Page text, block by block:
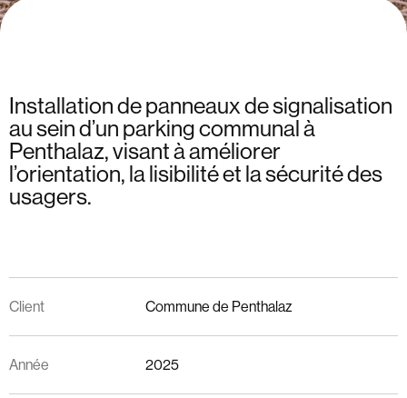
Installation de panneaux de signalisation
au sein d’un parking communal à
Penthalaz, visant à améliorer
l’orientation, la lisibilité et la sécurité des
usagers.
Client Commune de Penthalaz
Année 2025